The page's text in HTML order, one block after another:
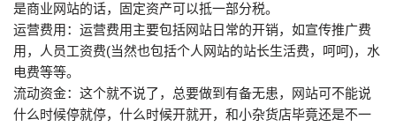
是商业网站的话，固定资产可以抵一部分税。
运营费用：运营费用主要包括网站日常的开销，如宣传推广费
用，人员工资费(当然也包括个人网站的站长生活费，呵呵)，水
电费等等。
流动资金：这个就不说了，总要做到有备无患，网站可不能说
什么时候停就停，什么时候开就开，和小杂货店毕竟还是不一